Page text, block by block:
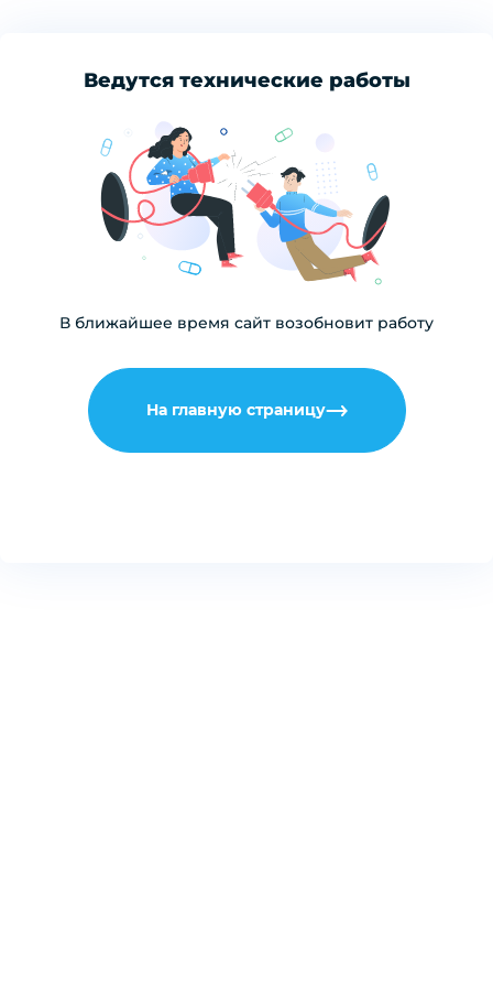
Ведутся технические работы
В ближайшее время сайт возобновит работу
На главную страницу